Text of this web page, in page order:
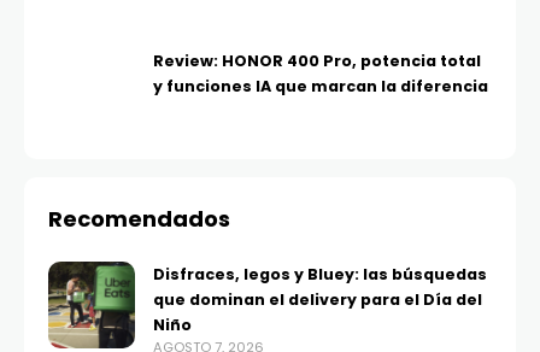
Review: HONOR 400 Pro, potencia total
y funciones IA que marcan la diferencia
Recomendados
Disfraces, legos y Bluey: las búsquedas
que dominan el delivery para el Día del
Niño
AGOSTO 7, 2026